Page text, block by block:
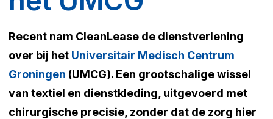
Recent nam CleanLease de dienstverlening
over bij het Universitair Medisch Centrum
Groningen (UMCG). Een grootschalige wissel
van textiel en dienstkleding, uitgevoerd met
chirurgische precisie, zonder dat de zorg hier